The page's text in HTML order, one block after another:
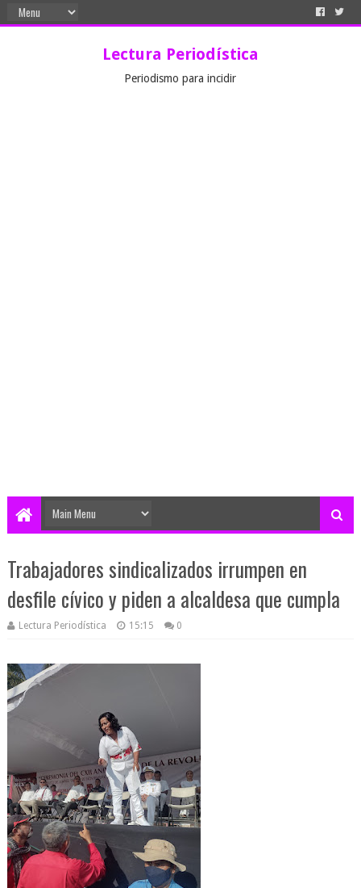
Lectura Periodística
Periodismo para incidir
Trabajadores sindicalizados irrumpen en
desfile cívico y piden a alcaldesa que cumpla
Lectura Periodística 15:15 0